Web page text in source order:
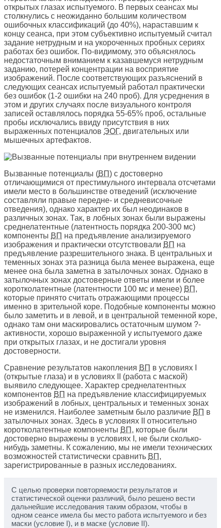
открытых глазах испытуемого. В первых сеансах мы
столкнулись с неожиданно большим количеством
ошибочных классификаций (до 40%), нараставшим к
концу сеанса, при этом субъективно испытуемый считал
задание нетрудным и на укороченных пробных сериях
работах без ошибок. По-видимому, это объяснялось
недостаточным вниманием к казавшемуся нетрудным
заданию, потерей концентрации на восприятие
изображений. После соответствующих разъяснений в
следующих сеансах испытуемый работал практически
без ошибок (1-2 ошибки на 240 проб). Для усреднения в
этом и других случаях после визуального контроля
записей оставлялось порядка 55-65% проб, остальные
пробы исключались ввиду присутствия в них
выраженных потенциалов ЭОГ, двигательных или
мышечных артефактов.
Вызванные потенциалы (ВП) с достоверно
отличающимися от престимульного интервала отсчетами
имели место в большинстве отведений (исключение
составляли правые передне- и средневисочные
отведения), однако характер их был неодинаков в
различных зонах. Так, в лобных зонах были выражены
среднелатентные (латентность порядка 200-300 мс)
компоненты ВП на предъявление анализируемого
изображения и практически отсутствовали ВП на
предъявление разрешительного знака. В центральных и
теменных зонах эта разница была менее выражена, еще
менее она была заметна в затылочных зонах. Однако в
затылочных зонах достоверные ответы имели и более
коротколатентные (латентности 100 мс и менее) ВП ,
которые принято считать отражающими процессы
именно в зрительной коре. Подобные компоненты можно
было заметить и в левой, и в центральной теменной коре,
однако там они маскировались остаточным шумом ?-
активности, хорошо выраженной у испытуемого даже
при открытых глазах, и не достигали уровня
достоверности.
Сравнение результатов накопления ВП в условиях I
(открытые глаза) и в условиях II (работа с маской)
выявило следующее. Характер среднелатентных
компонентов ВП на предъявление классифицируемых
изображений в лобных, центральных и теменных зонах
не изменился. Наиболее заметным было различие ВП в
затылочных зонах. Здесь в условиях II относительно
коротколатентные компоненты ВП , которые были
достоверно выражены в условиях I, не были сколько-
нибудь заметны. К сожалению, мы не имели технических
возможностей статистически сравнить ВП ,
зарегистрированные в разных исследованиях.
С целью проверки повторяемости результатов и
статистической оценки различий, было решено вести
дальнейшие исследования таким образом, чтобы в
одном сеансе имела бы место работа испытуемого и без
маски (условие I), и в маске (условие II).